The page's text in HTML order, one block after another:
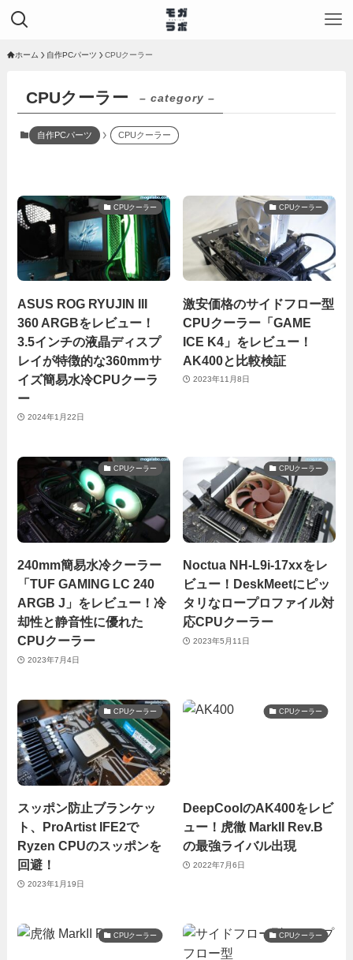
ホーム 自作PCパーツ CPUクーラー
CPUクーラー – category –
自作PCパーツ CPUクーラー
CPUクーラー
ASUS ROG RYUJIN III
360 ARGBをレビュー！
3.5インチの液晶ディスプ
レイが特徴的な360mmサ
イズ簡易水冷CPUクーラ
ー
2024年1月22日
CPUクーラー
激安価格のサイドフロー型
CPUクーラー「GAME
ICE K4」をレビュー！
AK400と比較検証
2023年11月8日
CPUクーラー
240mm簡易水冷クーラー
「TUF GAMING LC 240
ARGB J」をレビュー！冷
却性と静音性に優れた
CPUクーラー
2023年7月4日
CPUクーラー
Noctua NH-L9i-17xxをレ
ビュー！DeskMeetにピッ
タリなロープロファイル対
応CPUクーラー
2023年5月11日
CPUクーラー
スッポン防止ブランケッ
ト、ProArtist IFE2で
Ryzen CPUのスッポンを
回避！
2023年1月19日
CPUクーラー
DeepCoolのAK400をレビ
ュー！虎徹 MarkII Rev.B
の最強ライバル出現
2022年7月6日
CPUクーラー CPUクーラー